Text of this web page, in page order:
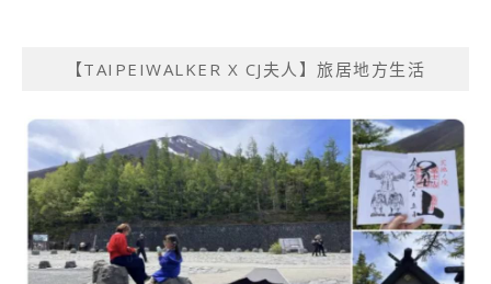
【TAIPEIWALKER X CJ夫人】旅居地方生活